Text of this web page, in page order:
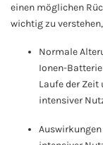
einen möglichen
wichtig zu
Normale
Ionen-
Laufe der Zeit
intensiver